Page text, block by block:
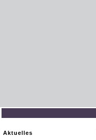
Aktuelles